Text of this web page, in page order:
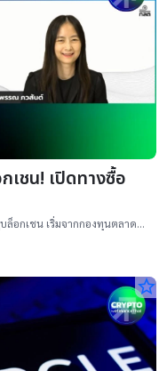
เชน! เปิดทางซื้อ
อกเชน เริ่มจากกองทุนตลาด
star_border